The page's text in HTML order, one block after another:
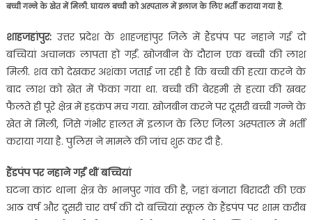
बच्ची गन्ने के खेत में मिली. घायल बच्ची को अस्पताल में इलाज के लिए भर्ती कराया गया है.
शाहजहांपुर:उत्तर प्रदेश के शाहजहांपुर जिले में हैंडपंप पर नहाने गई दो
बच्चियां अचानक लापता हो गईं. खोजबीन के दौरान एक बच्ची की लाश
मिली. शव को देखकर अशंका जताई जा रही है कि बच्ची की हत्या करने के
बाद लाश को खेत में फेंका गया था. बच्ची की बेरहमी से हत्या की खबर
फैलते ही पूरे क्षेत्र में हड़कंप मच गया. खोजबीन करने पर दूसरी बच्ची गन्ने के
खेत में मिली, जिसे गंभीर हालत में इलाज के लिए जिला अस्पताल में भर्ती
कराया गया है. पुलिस ने मामले की जांच शुरू कर दी है.
हैंडपंप पर नहाने गईं थीं बच्चियां
घटना कांट थाना क्षेत्र के भानपुर गांव की है, जहां बंजारा बिरादरी की एक
आठ वर्ष और दूसरी चार वर्ष की दो बच्चियां स्कूल के हैंडपंप पर शाम करीब